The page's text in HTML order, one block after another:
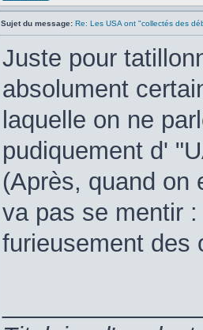
Sujet du message: Re: Les USA ont "collectés des
Juste pour
absolument
laquelle on ne
pudiquement d'
(Après, quand on
va pas se mentir
furieusement des